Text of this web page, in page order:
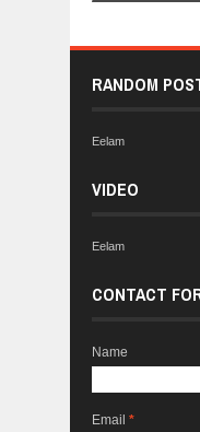
RANDOM
Eelam
VIDEO
Eelam
CONTACT
Name
Email *